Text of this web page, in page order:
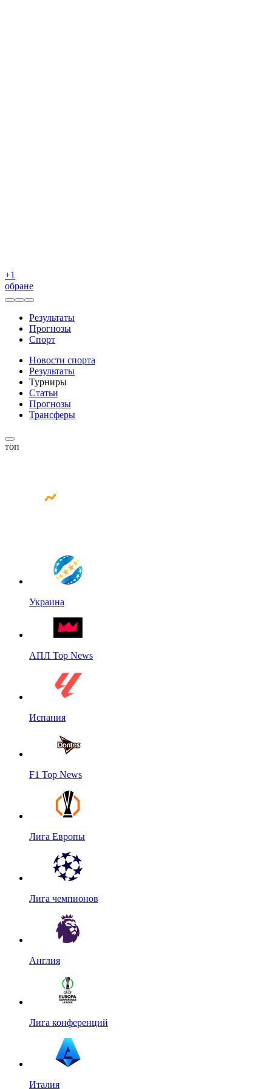
+1
обране
Результаты
Прогнозы
Спорт
Новости спорта
Результаты
Турниры
Статьи
Прогнозы
Трансферы
топ
Украина
АПЛ Top News
Испания
F1 Top News
Лига Европы
Лига чемпионов
Англия
Лига конференций
Италия